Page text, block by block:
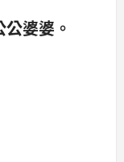
婆婆。